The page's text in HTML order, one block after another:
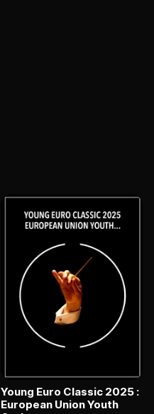
Young Euro Classic 2025 :
European Union Youth